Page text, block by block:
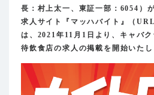
長：村上太一、東証一部：6054）
求人サイト『マッハバイト』（
は、2021年11月1日より、キャバ
待飲食店の求人の掲載を開始いたし